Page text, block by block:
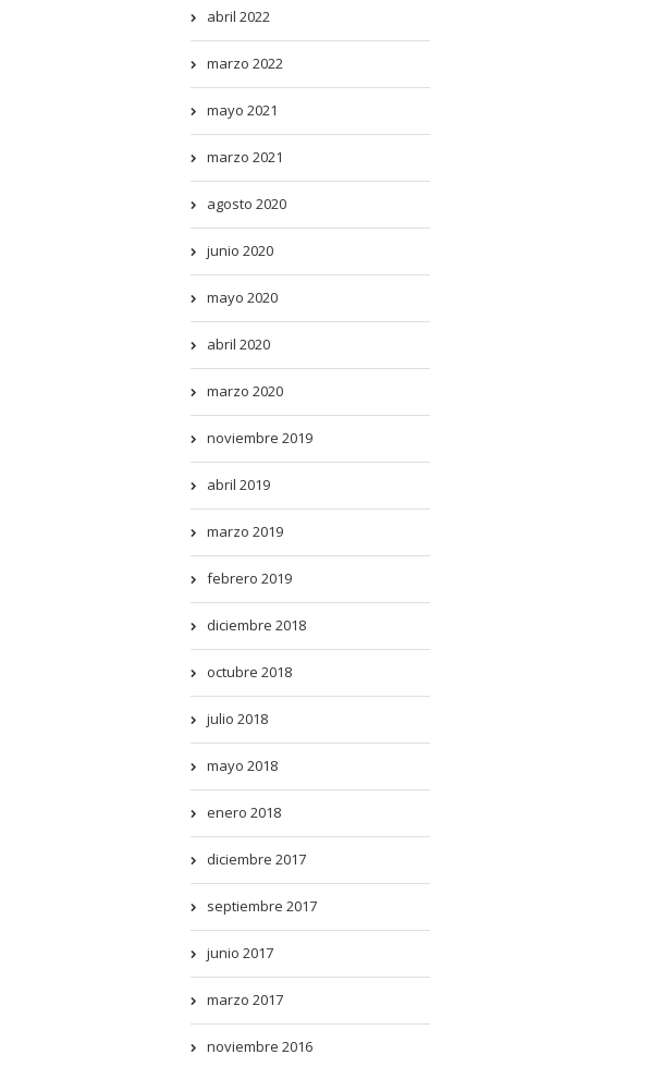
abril 2022
marzo 2022
mayo 2021
marzo 2021
agosto 2020
junio 2020
mayo 2020
abril 2020
marzo 2020
noviembre 2019
abril 2019
marzo 2019
febrero 2019
diciembre 2018
octubre 2018
julio 2018
mayo 2018
enero 2018
diciembre 2017
septiembre 2017
junio 2017
marzo 2017
noviembre 2016